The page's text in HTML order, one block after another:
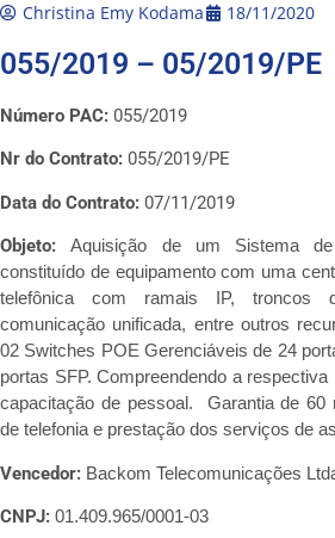
Christina Emy Kodama 18/11/2020
055/2019 – 05/2019/PE
Número PAC: 055/2019
Nr do Contrato: 055/2019/PE
Data do Contrato: 07/11/2019
Objeto:Aquisição de um Sistema
constituído de equipamento com uma
telefônica com ramais IP, troncos
comunicação unificada, entre outros
02 Switches POE Gerenciáveis de 24
portas SFP. Compreendendo a
capacitação de pessoal. Garantia de 60
de telefonia e prestação dos serviços de
Vencedor: Backom Telecomunicações
CNPJ: 01.409.965/0001-03